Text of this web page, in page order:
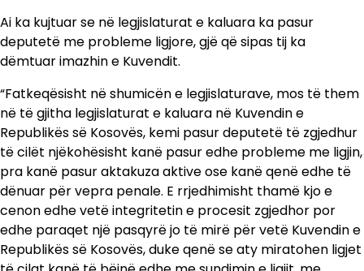
Ai ka kujtuar se në legjislaturat e kaluara ka pasur
deputetë me probleme ligjore, gjë që sipas tij ka
dëmtuar imazhin e Kuvendit.
“Fatkeqësisht në shumicën e legjislaturave, mos të them
në të gjitha legjislaturat e kaluara në Kuvendin e
Republikës së Kosovës, kemi pasur deputetë të zgjedhur
të cilët njëkohësisht kanë pasur edhe probleme me ligjin,
pra kanë pasur aktakuza aktive ose kanë qenë edhe të
dënuar për vepra penale. E rrjedhimisht thamë kjo e
cenon edhe vetë integritetin e procesit zgjedhor por
edhe paraqet një pasqyrë jo të mirë për vetë Kuvendin e
Republikës së Kosovës, duke qenë se aty miratohen ligjet